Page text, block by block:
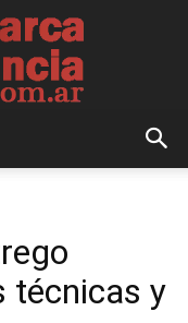
técnicas y